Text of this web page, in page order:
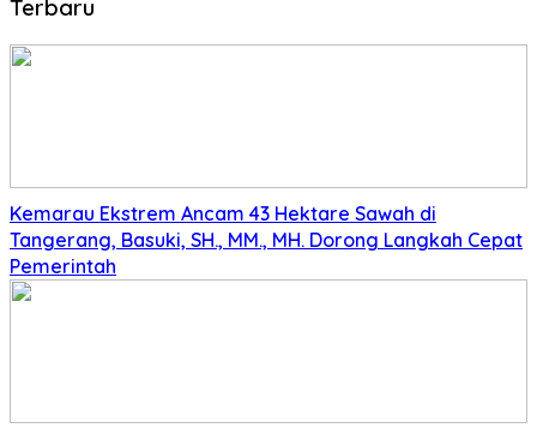
Terbaru
Kemarau Ekstrem Ancam 43 Hektare Sawah di
Tangerang, Basuki, SH., MM., MH. Dorong Langkah Cepat
Pemerintah